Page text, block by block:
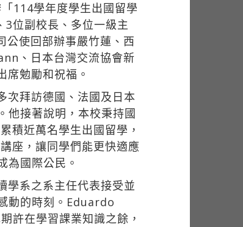
114學年度學生出國留學
位副校長、多位一級主
公使回部辦事嚴竹蓮、西
、日本台灣交流協會新
勉勵和祝福。
次拜訪德國、法國及日本
他接著說明，本校秉持國
積近萬名學生出國留學，
座，讓同學們能更快適應
為國際公民。
學系之系主任代表接受並
動的時刻。Eduardo
在學習課業知識之餘，